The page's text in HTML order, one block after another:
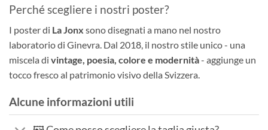
Perché scegliere i nostri poster?
I poster di La Jonx sono disegnati a mano nel nostro
laboratorio di Ginevra. Dal 2018, il nostro stile unico - una
miscela di vintage, poesia, colore e modernità- aggiunge un
tocco fresco al patrimonio visivo della Svizzera.
Alcune informazioni utili